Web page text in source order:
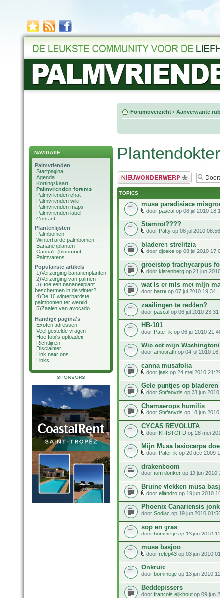
NAVIGATIE
Palmvrienden
Startpagina
Agenda
Kortingskaart
Palmvrienden forums
Palmvrienden chat
Palmvrienden wiki
Palmvrienden maps
Palmvrienden label
Contact
Plantenlijsten
Palmbomen
Winterharde palmbomen
Bananenplanten
Canna's (bloemriet)
Palmvarens
Populairste artikels
1)Verzorging bananenplanten
2)Verzorging van palmen
3)Hoe een bananenplant
beschermen in de winter?
4)De 10 winterhardste
palmbomen ter wereld
5)Zaaien van avocado
Handige pagina's
Exoten adressen
Veel gestelde vragen
Hoe foto's uploaden
Richtlijnen
Disclaimer
Link naar ons
Links
SPONSORS
Forumoverzicht ‹ Aanverwante
Plaats een nieuw bericht
TOPICS
musa paradisiace
door pascal op 08 jul 2010
Stamrot????
door Patty op 08 jul 2010 08:56
bladeren strelitzia
door djoeke op 08 jul 2010
groeistop trachycarpus
door klarenberg op 21 jun
wat is er mis met mijn
door barre op 07 jul 2010 19:34
zaailingen te redden?
door pascal op 06 jul 2010 23:31
HB-101
door Pater-ik op 06 jul 2010
Wie eet mijn
door amourath op 04 jul 2010
canna musafolia
door jaak op 24 mei 2010
Gele puntjes op bladeren
door Stefanvds op 23 jun 2010
Chamaerops humilis
door Stefanvds op 18 jun
CYCAS REVOLUTA
door KRISTOFD op 28 mei
Mijn Musa lasiocarpa
door Pater-ik op 20 dec 2009
drakenboom
door tom donker op 19 jun 2010
Bruine vlekken musa
door ellandro op 19 jun 2010
Phoenix Canariensis
door Sodiac op 19 jun 2010
sop en gras
door bommetje op 13 jun 2010
musa basjoo
door retep43 op 03 jun 2010
Onkruid
door bommetje op 13 jun 2010
Beddepissers
door francois eijkhout op 09 jun